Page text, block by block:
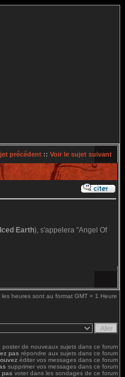
précédent :: Voir le sujet suivant
Iced Earth), s'appelera "Angel Of
les heures sont au format GMT + 1 Heure
poster de nouveaux sujets dans ce forum
pas répondre aux sujets dans ce forum
éditer vos messages dans ce forum
supprimer vos messages dans ce forum
pas voter dans les sondages de ce forum